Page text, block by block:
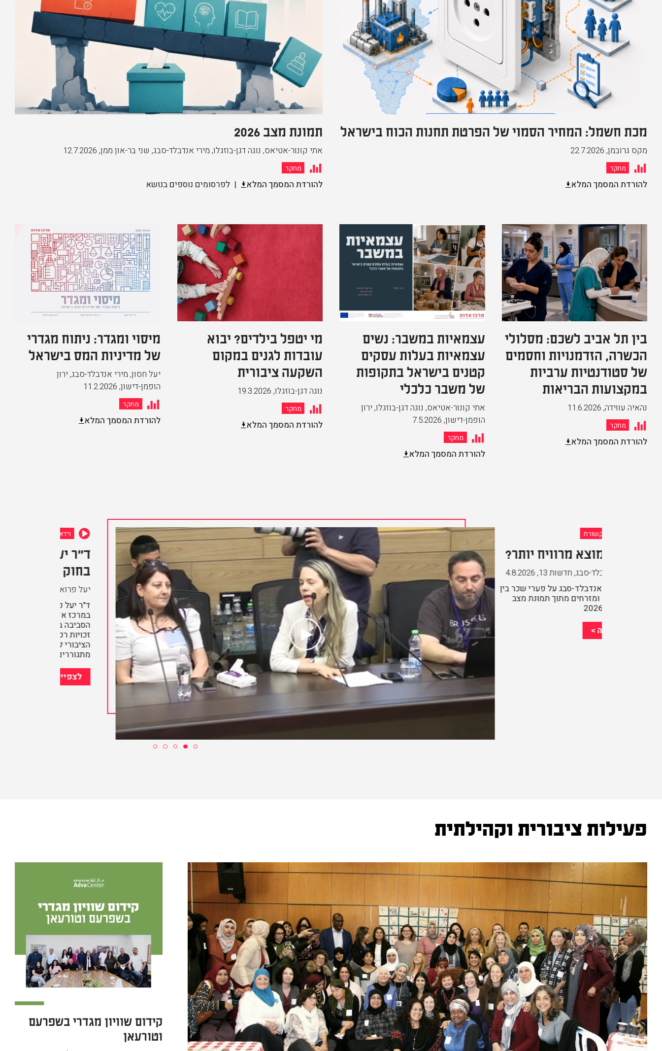
מכת חשמל: המחיר הסמוי של הפרטת תחנות הכוח בישראל
מקס גרובמן,
22.7.2026
מחקר
להורדת המסמך המלא
תמונת מצב 2026
אתי קונור-אטיאס, נוגה דגן-בוזגלו, מירי אנדבלד-סבג, שני בר-און ממן,
12.7.2026
מחקר
להורדת המסמך המלא לפרסומים נוספים בנושא
בין תל אביב לשכם: מסלולי
הכשרה, הזדמנויות וחסמים
של סטודנטיות ערביות
במקצועות הבריאות
נהאיה עווידה,
11.6.2026
מחקר
להורדת המסמך המלא
עצמאיות במשבר: נשים
עצמאיות בעלות עסקים
קטנים בישראל בתקופות
של משבר כלכלי
אתי קונור-אטיאס, נוגה דגן-בוזגלו, ירון
הופמן-דישון,
7.5.2026
מחקר
להורדת המסמך המלא
מי יטפל בילדים? יבוא
עובדות לגנים במקום
השקעה ציבורית
נוגה דגן-בוזגלו,
19.3.2026
מחקר
להורדת המסמך המלא
מיסוי ומגדר: ניתוח מגדרי
של מדיניות המס בישראל
יעל חסון, מירי אנדבלד-סבג, ירון
הופמן-דישון,
11.2.2026
מחקר
להורדת המסמך המלא
וידאו
ד"ר יעל פרואקטור בדיון
בחוק הדיור הציבורי
יעל פרואקטור,
9.6.2026
ד"ר יעל פרואקטור, מקדמת מדיניות
במרכז אדוה, בדיון בועדת הפנים והגנת
הסביבה בהצעת "חוק הדיור הציבורי –
זכויות רכישה" שתאפשר לדיירי הדיור
הציבורי לרכוש את הדירות בהן הם
מתגוררים.
לצפייה
פעילות ציבורית וקהילתית
קידום שוויון מגדרי בשפרעם
וטורעאן